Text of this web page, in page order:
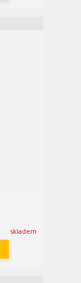
skladem